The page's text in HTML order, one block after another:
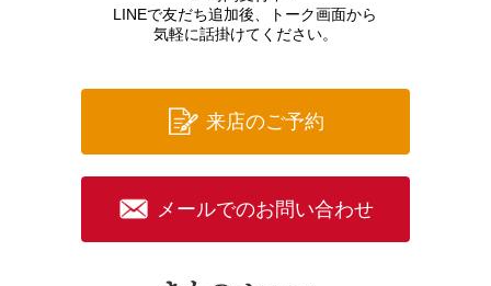
LINEで友だち追加後、トーク画面から
気軽に話掛けてください。
来店のご予約
メールでのお問い合わせ